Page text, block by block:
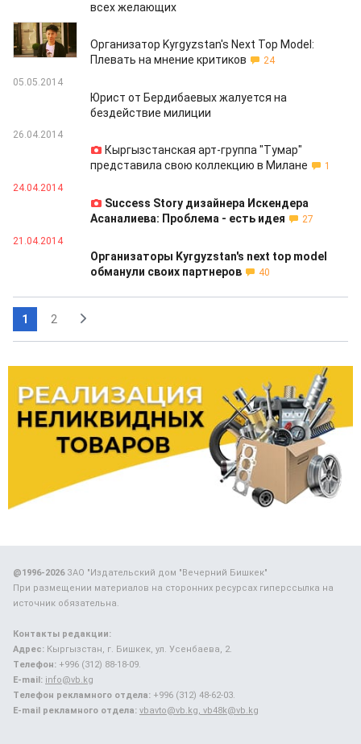
всех желающих
05.06.2014
Организатор Kyrgyzstan's Next Top Model:
Плевать на мнение критиков
24
05.05.2014
Юрист от Бердибаевых жалуется на
бездействие милиции
26.04.2014
Кыргызстанская арт-группа "Тумар"
представила свою коллекцию в Милане
1
24.04.2014
Success Story дизайнера Искендера
Асаналиева: Проблема - есть идея
27
21.04.2014
Организаторы Kyrgyzstan's next top model
обманули своих партнеров
40
1 2
@1996-2026ЗАО "Издательский дом "Вечерний Бишкек"
При размещении материалов на сторонних ресурсах гиперссылка на
источник обязательна.
Контакты редакции:
Адрес: Кыргызстан, г. Бишкек, ул. Усенбаева, 2.
Телефон: +996 (312) 88-18-09.
E-mail: info@vb.kg
Телефон рекламного отдела: +996 (312) 48-62-03.
E-mail рекламного отдела: vbavto@vb.kg, vb48k@vb.kg